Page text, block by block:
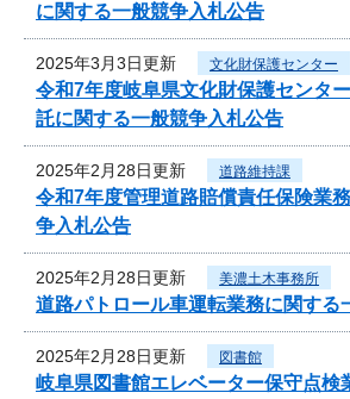
に関する一般競争入札公告
2025年3月3日更新 文化財保護センター
令和7年度岐阜県文化財保護センタ
託に関する一般競争入札公告
2025年2月28日更新 道路維持課
令和7年度管理道路賠償責任保険業
争入札公告
2025年2月28日更新 美濃土木事務所
道路パトロール車運転業務に関する
2025年2月28日更新 図書館
岐阜県図書館エレベーター保守点検